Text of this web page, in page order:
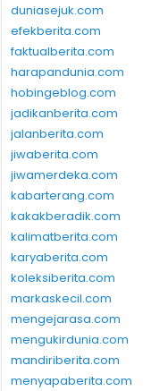
duniasejuk.com
efekberita.com
faktualberita.com
harapandunia.com
hobingeblog.com
jadikanberita.com
jalanberita.com
jiwaberita.com
jiwamerdeka.com
kabarterang.com
kakakberadik.com
kalimatberita.com
karyaberita.com
koleksiberita.com
markaskecil.com
mengejarasa.com
mengukirdunia.com
mandiriberita.com
menyapaberita.com